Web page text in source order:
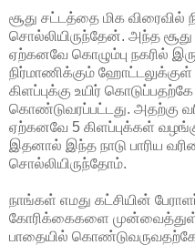
சூது சட்டத்தை மிக விரைவில்
சொல்லியிருந்தேன். அந்த சூது
ஏற்கனவே கொழும்பு நகரில்
நிர்மாணிக்கும்
கிளப்புக்கு உயிர்
கொண்டுவரப்பட்டது. அதற்கு
ஏற்கனவே 5 கிளப்புக்கள்
இதனால் இந்த நாடு பாரிய
சொல்லியிருந்தோம்.
நாங்கள் எமது கட்சியின்
கோரிக்கைகளை
பாதையில்